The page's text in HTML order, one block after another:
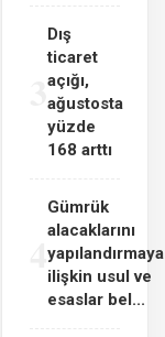
3
Dış
ticaret
açığı,
ağustosta
yüzde
168 arttı
4
Gümrük
alacaklarını
yapılandırmaya
ilişkin usul ve
esaslar bel...